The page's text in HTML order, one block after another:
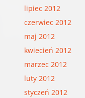
lipiec 2012
czerwiec 2012
maj 2012
kwiecień 2012
marzec 2012
luty 2012
styczeń 2012